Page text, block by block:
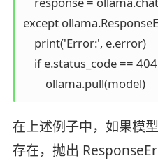
except
    print('Error:', e.error)
if e.status_code ==
        ollama.pull(model)
在上述例子中，如果模
存在，抛出